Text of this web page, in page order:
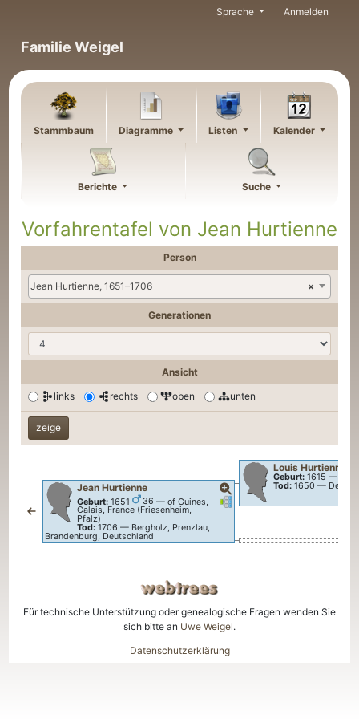
Familie Weigel
Sprache Anmelden
Stammbaum Diagramme Listen Kalender
Berichte Suche
Vorfahrentafel von Jean Hurtienne
Person
×
Jean Hurtienne, 1651–1706
Generationen
Ansicht
links rechts oben unten
Verknüpfungen
Verknüpfungen
JeanHurtienne
Geburt: 1651 36 — of Guines,
Calais, France (Friesenheim,
Pfalz)
Tod: 1706 — Bergholz, Prenzlau,
Brandenburg, Deutschland
Louis Hurtienne
Geburt: 1615 —
Tod: 1650 —
Für technische Unterstützung oder genealogische Fragen wenden Sie
sich bitte an Uwe Weigel.
Datenschutzerklärung